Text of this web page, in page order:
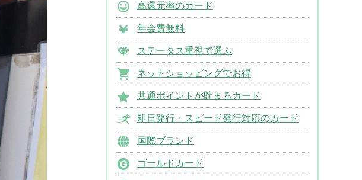
高還元率のカード
年会費無料
ステータス重視で選ぶ
ネットショッピングでお得
共通ポイントが貯まるカード
即日発行・スピード発行対応のカード
国際ブランド
ゴールドカード